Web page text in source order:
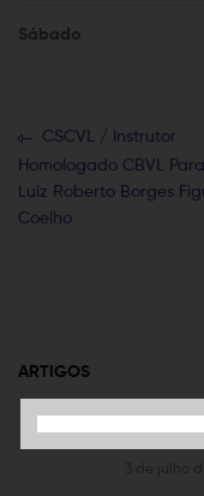
Sábado
CSCVL / Instrutor
Homologado CBVL
Luiz Roberto Borges
Coelho
ARTIGOS
Voo livre